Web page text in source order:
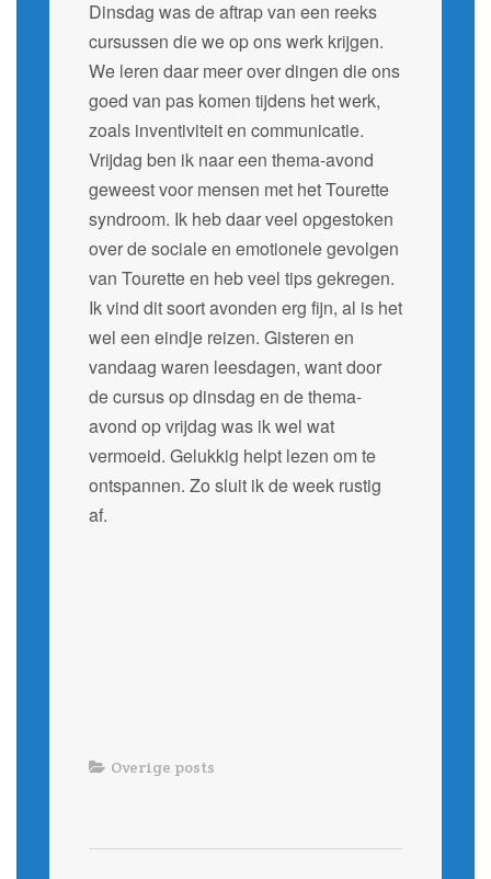
Dinsdag was de aftrap van een reeks
cursussen die we op ons werk krijgen.
We leren daar meer over dingen die ons
goed van pas komen tijdens het werk,
zoals inventiviteit en communicatie.
Vrijdag ben ik naar een thema-avond
geweest voor mensen met het Tourette
syndroom. Ik heb daar veel opgestoken
over de sociale en emotionele gevolgen
van Tourette en heb veel tips gekregen.
Ik vind dit soort avonden erg fijn, al is het
wel een eindje reizen. Gisteren en
vandaag waren leesdagen, want door
de cursus op dinsdag en de thema-
avond op vrijdag was ik wel wat
vermoeid. Gelukkig helpt lezen om te
ontspannen. Zo sluit ik de week rustig
af.
Overige posts